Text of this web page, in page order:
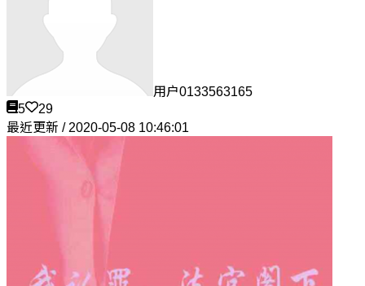
用户0133563165
5
29
最近更新 / 2020-05-08 10:46:01